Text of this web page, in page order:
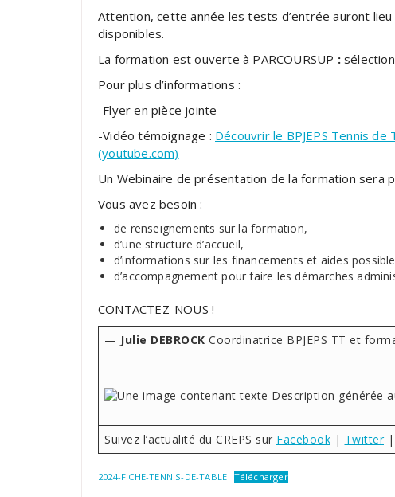
Attention, cette année les tests d’entrée auront lieu
disponibles.
La formation est ouverte à PARCOURSUP :sélection
Pour plus d’informations :
-Flyer en pièce jointe
-Vidéo témoignage : Découvrir le BPJEPS Tennis de
(youtube.com)
Un Webinaire de présentation de la formation sera
Vous avez besoin :
de renseignements sur la formation,
d’une structure d’accueil,
d’informations sur les financements et aides
d’accompagnement pour faire les démarches
CONTACTEZ-NOUS !
— Julie DEBROCK Coordinatrice BPJEPS TT et
Suivez l’actualité du CREPS sur Facebook | Twitter|
2024-FICHE-TENNIS-DE-TABLE Télécharger